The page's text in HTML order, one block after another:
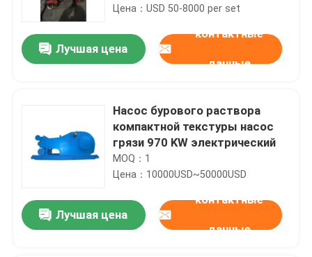
вибраторный вращающийся
Цена：USD 50-8000 per set
Лучшая цена
контактные
данные
Насос бурового раствора
компактной текстуры насос
грязи 970 KW электрический
MOQ：1
Цена：10000USD~50000USD
Лучшая цена
контактные
данные